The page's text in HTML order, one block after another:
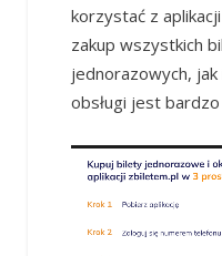
korzystać z
zakup wszystkich
jednorazowych,
obsługi jest